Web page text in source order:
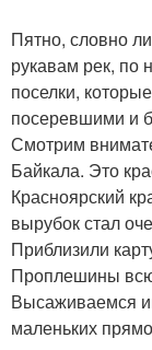
Пятно, словно
рукавам рек, по
поселки,
посеревшими и
Смотрим
Байкала. Это
Красноярский
вырубок стал
Приблизили
Проплешины
Высаживаемся
маленьких